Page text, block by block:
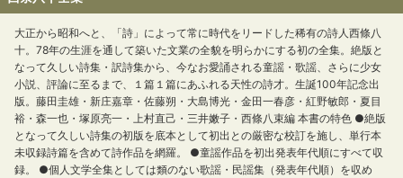
大正から昭和へと、「詩」によって常に時代をリードした稀有の詩人西條八
十。78年の生涯を通して築いた文業の全貌を明らかにする初の全集。絶版と
なって久しい詩集・訳詩集から、今なお愛誦される童謡・歌謡、さらに少女
小説、評論に至るまで、１篇１篇にあふれる天性の詩才。生誕100年記念出
版。藤田圭雄・新庄嘉章・佐藤朔・大島博光・金田一春彦・紅野敏郎・夏目
裕・森一也・塚原亮一・上村直己・三井嫩子・西條八束編 本書の特色 ●絶版
となって久しい詩集の初版を底本として初出との厳密な校訂を施し、単行本
未収録詩篇を含めて詩作品を網羅。 ●童謡作品を初出発表年代順にすべて収
録。 ●個人文学全集としては類のない歌謡・民謡集（発表年代順）を収め